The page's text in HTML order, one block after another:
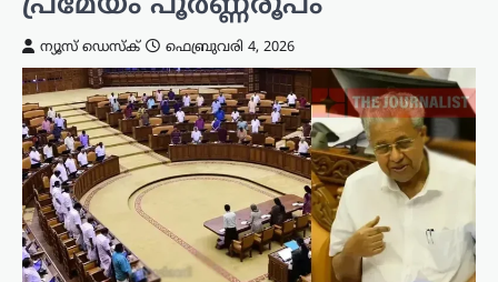
ന്യൂസ് ഡെസ്ക് ഫെബ്രുവരി 4, 2026